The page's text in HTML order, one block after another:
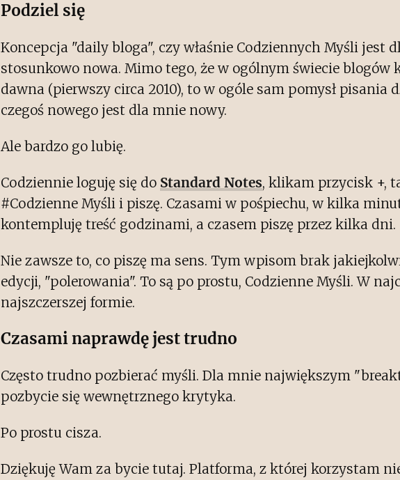
Podziel się
Koncepcja "daily bloga", czy właśnie Codziennych Myśli jest
stosunkowo nowa. Mimo tego, że w ogólnym świecie blogów
dawna (pierwszy circa 2010), to w ogóle sam pomysł pisania
czegoś nowego jest dla mnie nowy.
Ale bardzo go lubię.
Codziennie loguję się do Standard Notes, klikam przycisk +,
#Codzienne Myśli i piszę. Czasami w pośpiechu, w kilka
kontempluję treść godzinami, a czasem piszę przez kilka dni.
Nie zawsze to, co piszę ma sens. Tym wpisom brak
edycji, "polerowania". To są po prostu, Codzienne Myśli. W
najszczerszej formie.
Czasami naprawdę jest trudno
Często trudno pozbierać myśli. Dla mnie największym
pozbycie się wewnętrznego krytyka.
Po prostu cisza.
Dziękuję Wam za bycie tutaj. Platforma, z której korzystam